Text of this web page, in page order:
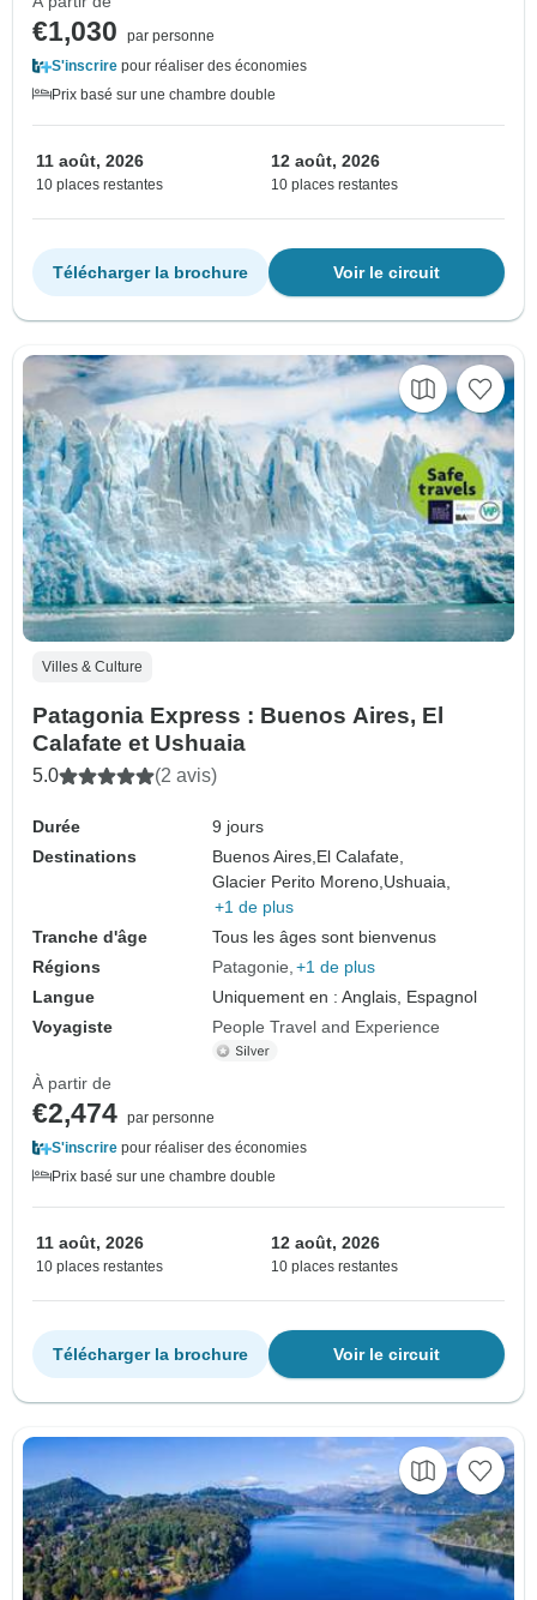
€1,030
par personne
S'inscrire pour réaliser des économies
Prix basé sur une chambre double
11 août, 2026
10 places restantes
12 août, 2026
10 places restantes
Voir le circuit
Télécharger la brochure
Villes & Culture
Patagonia Express : Buenos Aires, El
Calafate et Ushuaia
5.0 (2 avis)
Durée
9 jours
Destinations
Buenos Aires, El Calafate,
Glacier Perito Moreno, Ushuaia,
+1 de plus
Tranche d'âge
Tous les âges sont bienvenus
Régions
Patagonie +1 de plus
Langue
Uniquement en : Anglais, Espagnol
Voyagiste
People Travel and Experience
À partir de
€2,474 par personne
S'inscrire pour réaliser des économies
Prix basé sur une chambre double
11 août, 2026
10 places restantes
12 août, 2026
10 places restantes
Voir le circuit
Télécharger la brochure